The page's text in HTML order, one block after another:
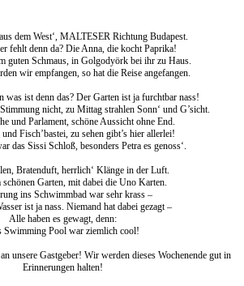
dem West‘, MALTESER Richtung Budapest.
fehlt denn da? Die Anna, die kocht Paprika!
guten Schmaus, in Golgodyörk bei ihr zu Haus.
wir empfangen, so hat die Reise angefangen.
was ist denn das? Der Garten ist ja furchtbar nass!
nicht, zu Mittag strahlen Sonn‘ und G’sicht.
und Parlament, schöne Aussicht ohne End.
Fisch’bastei, zu sehen gibt’s hier allerlei!
das Sissi Schloß, besonders Petra es genoss‘.
Bratenduft, herrlich‘ Klänge in der Luft.
schönen Garten, mit dabei die Uno Karten.
ins Schwimmbad war sehr krass –
ist ja nass. Niemand hat dabei gezagt –
Alle haben es gewagt, denn:
Swimming Pool war ziemlich cool!
unsere Gastgeber! Wir werden dieses Wochenende gut in
Erinnerungen halten!